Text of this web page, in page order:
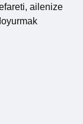
ailenize